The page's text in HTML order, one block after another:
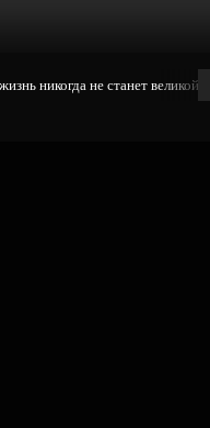
никогда не станет великой,